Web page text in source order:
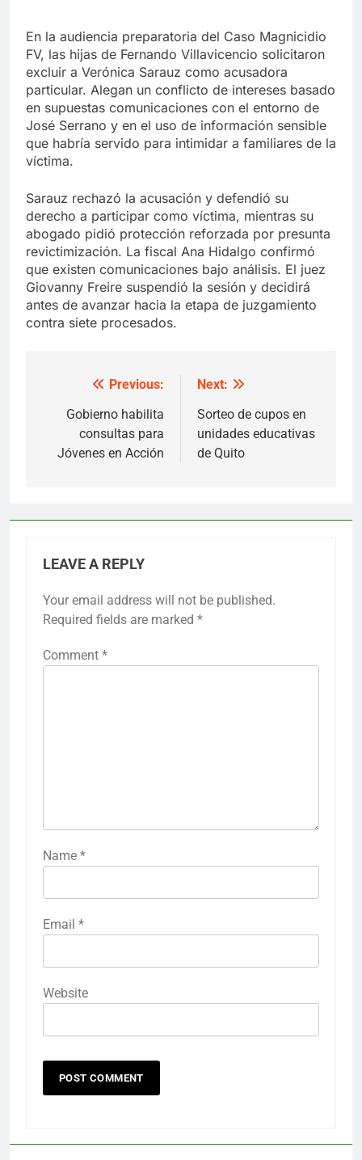
En la audiencia preparatoria del Caso Magnicidio
FV, las hijas de Fernando Villavicencio solicitaron
excluir a Verónica Sarauz como acusadora
particular. Alegan un conflicto de intereses basado
en supuestas comunicaciones con el entorno de
José Serrano y en el uso de información sensible
que habría servido para intimidar a familiares de la
víctima.
Sarauz rechazó la acusación y defendió su
derecho a participar como víctima, mientras su
abogado pidió protección reforzada por presunta
revictimización. La fiscal Ana Hidalgo confirmó
que existen comunicaciones bajo análisis. El juez
Giovanny Freire suspendió la sesión y decidirá
antes de avanzar hacia la etapa de juzgamiento
contra siete procesados.
navigation
Previous:
Gobierno habilita
consultas para
Jóvenes en Acción
Next:
Sorteo de cupos en
unidades educativas
de Quito
LEAVE A REPLY
Your email address will not be published.
Required fields are marked *
Comment *
Name *
Email *
Website